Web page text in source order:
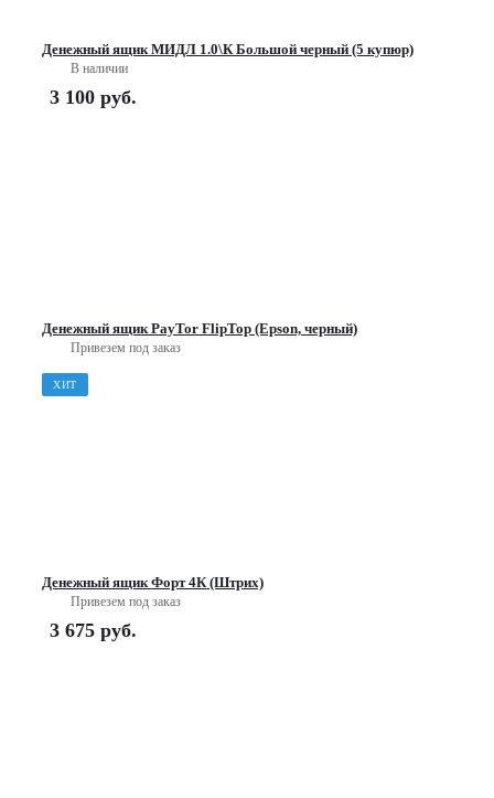
Денежный ящик МИДЛ 1.0\К Большой черный (5 купюр)
В наличии
3 100 руб.
Денежный ящик PayTor FlipTop (Epson, черный)
Привезем под заказ
ХИТ
Денежный ящик Форт 4К (Штрих)
Привезем под заказ
3 675 руб.